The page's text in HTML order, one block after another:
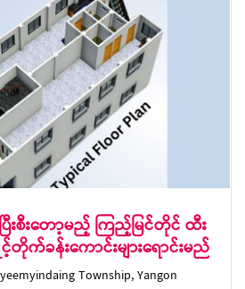
းစီးတော့မည့် ကြည့်မြင်တိုင် ထီး
တိုက်ခန်းကောင်းများရောင်းမည်
Township, Yangon